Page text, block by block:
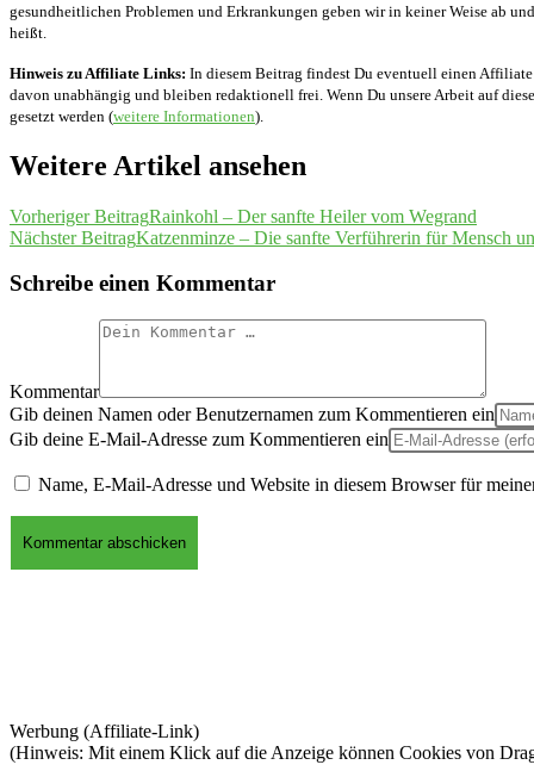
gesundheitlichen Problemen und Erkrankungen geben wir in keiner Weise ab
heißt.
Hinweis zu Affiliate Links: In diesem Beitrag findest Du eventuell einen
davon unabhängig und bleiben redaktionell frei. Wenn Du unsere Arbeit auf
gesetzt werden (weitere Informationen).
Weitere Artikel ansehen
Vorheriger BeitragRainkohl – Der sanfte Heiler vom Wegrand
Nächster BeitragKatzenminze – Die sanfte Verführerin für Mensch
Schreibe einen Kommentar
Kommentar
Gib deinen Namen oder Benutzernamen zum Kommentieren ein
Gib deine E-Mail-Adresse zum Kommentieren ein
Name, E-Mail-Adresse und Website in diesem Browser für
Werbung (Affiliate-Link)
(Hinweis: Mit einem Klick auf die Anzeige können Cookies von